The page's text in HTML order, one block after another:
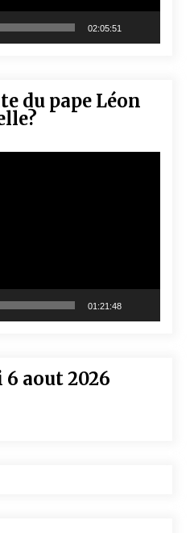
02:05:51
du pape Léon
01:21:48
aout 2026